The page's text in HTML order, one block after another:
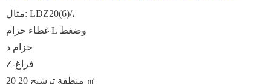
مثال: LDZ20(6)/،
غطاء حزام L وضغط
حزام د
Z-فراغ
منطقة ترشيح 20 20 ㎡